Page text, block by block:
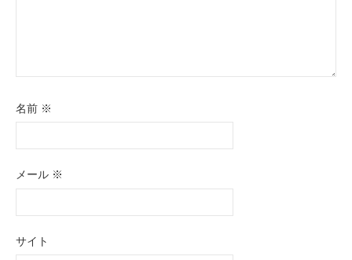
名前 ※
メール ※
サイト